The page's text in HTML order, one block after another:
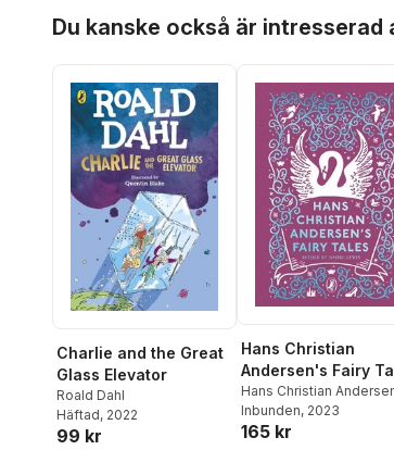
Du kanske också är intresserad
Charlie and the Great
Glass Elevator
Roald Dahl
Häftad, 2022
99 kr
Hans Christian
Andersen's Fairy
Hans Christian
Inbunden, 2023
165 kr